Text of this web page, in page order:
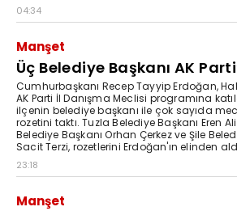
04:34
Manşet
Üç Belediye Başkanı AK
Cumhurbaşkanı Recep Tayyip Erdoğan,
AK Parti İl Danışma Meclisi programına
ilçenin belediye başkanı ile çok sayıda
rozetini taktı. Tuzla Belediye Başkanı Eren
Belediye Başkanı Orhan Çerkez ve Şile
Sacit Terzi, rozetlerini Erdoğan'ın elinden
23:18
Manşet